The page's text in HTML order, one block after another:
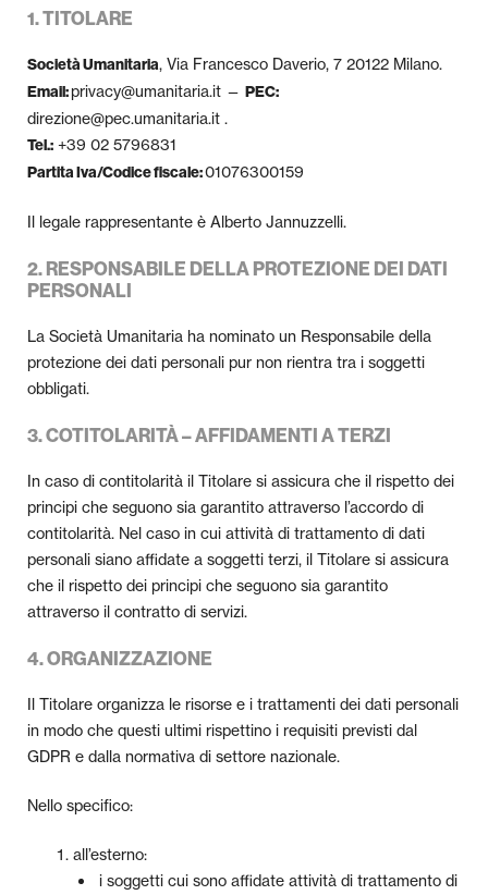
1. TITOLARE
Società Umanitaria, Via Francesco Daverio, 7 20122 Milano.
Email:privacy@umanitaria.it — PEC:
direzione@pec.umanitaria.it .
Tel.: +39 02 5796831
Partita Iva/Codice fiscale:01076300159
Il legale rappresentante è Alberto Jannuzzelli.
2. RESPONSABILE DELLA PROTEZIONE DEI DATI
PERSONALI
La Società Umanitaria ha nominato un Responsabile della
protezione dei dati personali pur non rientra tra i soggetti
obbligati.
3. COTITOLARITÀ – AFFIDAMENTI A TERZI
In caso di contitolarità il Titolare si assicura che il rispetto dei
principi che seguono sia garantito attraverso l’accordo di
contitolarità. Nel caso in cui attività di trattamento di dati
personali siano affidate a soggetti terzi, il Titolare si assicura
che il rispetto dei principi che seguono sia garantito
attraverso il contratto di servizi.
4. ORGANIZZAZIONE
Il Titolare organizza le risorse e i trattamenti dei dati personali
in modo che questi ultimi rispettino i requisiti previsti dal
GDPR e dalla normativa di settore nazionale.
Nello specifico:
all’esterno:
i soggetti cui sono affidate attività di trattamento di